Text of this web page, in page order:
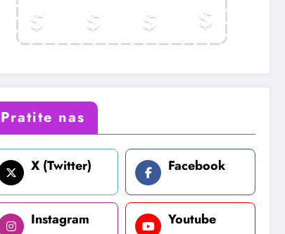
Pratite nas
X (Twitter) Facebook
Instagram Youtube